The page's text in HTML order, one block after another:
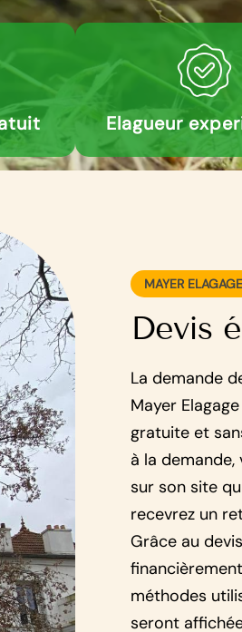
Elagueur
MAYER
Devis
La demande
Mayer
gratuite et
à la demande,
sur son site
recevrez un
Grâce au
méthodes
seront